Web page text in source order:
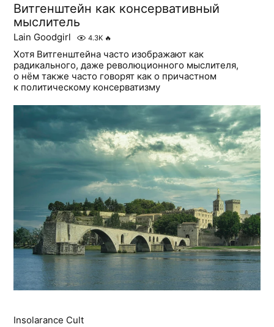
Витгенштейн как консервативный
мыслитель
Lain Goodgirl 4.3K 🔥
Хотя Витгенштейна часто изображают как
радикального, даже революционного мыслителя,
о нём также часто говорят как о причастном
к политическому консерватизму
Insolarance Cult